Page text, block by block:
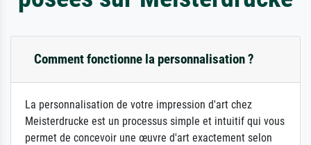
Comment fonctionne la personnalisation ?
La personnalisation de votre impression d'art chez
Meisterdrucke est un processus simple et intuitif qui vous
permet de concevoir une œuvre d'art exactement selon